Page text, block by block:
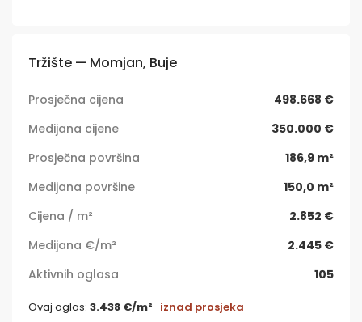
Tržište — Momjan, Buje
Prosječna cijena
498.668 €
Medijana cijene
350.000 €
Prosječna površina
186,9 m²
Medijana površine
150,0 m²
Cijena / m²
2.852 €
Medijana €/m²
2.445 €
Aktivnih oglasa
105
Ovaj oglas: 3.438 €/m² · iznad prosjeka